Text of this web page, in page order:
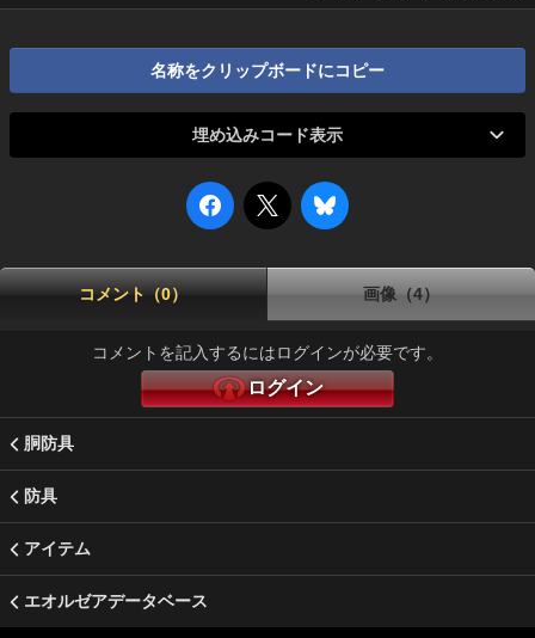
名称をクリップボードにコピー
埋め込みコード表示
コメント（0） 画像（4）
コメントを記入するにはログインが必要です。
ログイン
胴防具
防具
アイテム
エオルゼアデータベース